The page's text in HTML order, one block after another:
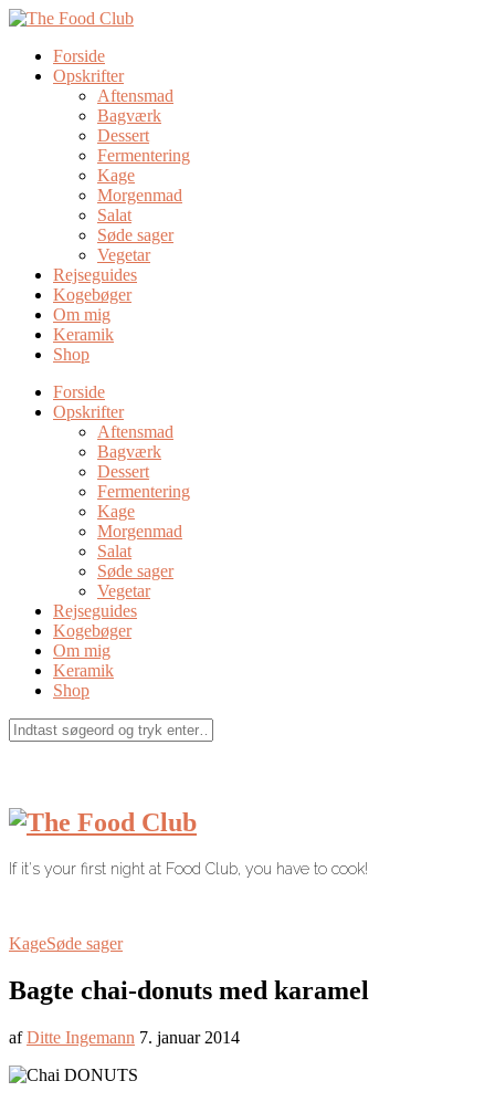
Forside
Opskrifter
Aftensmad
Bagværk
Dessert
Fermentering
Kage
Morgenmad
Salat
Søde sager
Vegetar
Rejseguides
Kogebøger
Om mig
Keramik
Shop
Forside
Opskrifter
Aftensmad
Bagværk
Dessert
Fermentering
Kage
Morgenmad
Salat
Søde sager
Vegetar
Rejseguides
Kogebøger
Om mig
Keramik
Shop
If it's your first night at Food Club, you have to cook!
KageSøde sager
Bagte chai-donuts med karamel
afDitte Ingemann 7. januar 2014